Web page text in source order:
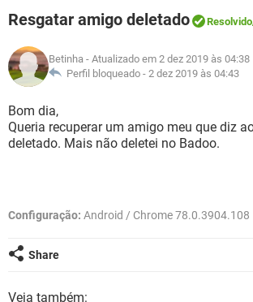
INSTAGRAM GMAIL
GUIA DE COMPRAS
INSTAGRAM GMAIL
GUIA DE COMPRAS
JOGOS WHATSAPP
CELULAR
OUTLOOK EXCEL
INSTAGRAM
GUIA DE COMPRAS
FÓRUM
JOGOS WHATSAPP
CELULAR
OUTLOOK
INSTAGRAM GMAIL
GLOSSÁRIO
JOGOS
CELULAR FACEBOOK
GUIA DE COMPRAS
Resgatar amigo deletado Resolvido
Betinha - Atualizado em 2 dez 2019 às 04:38
Perfil bloqueado - 2 dez 2019 às 04:43
Bom dia,
Queria recuperar um amigo meu que diz
deletado. Mais não deletei no Badoo.
Configuração: Android / Chrome 78.0.3904.108
Share
Veja também: